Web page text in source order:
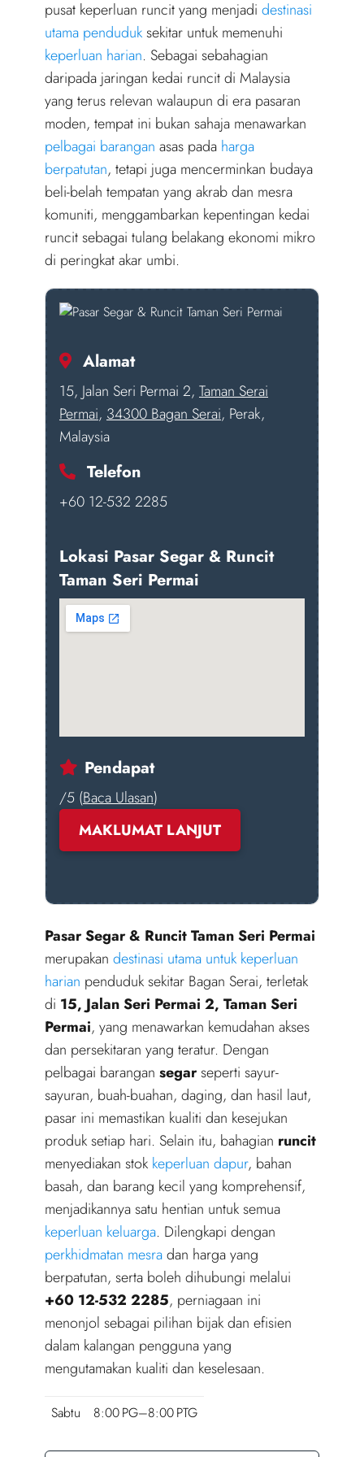
r
)
pusat keperluan runcit yang menjadi destinasi
utama penduduksekitar untuk memenuhi
keperluan harian. Sebagai sebahagian
daripada jaringan kedai runcit di Malaysia
yang terus relevan walaupun di era pasaran
moden, tempat ini bukan sahaja menawarkan
pelbagai barangan asas pada harga
berpatutan, tetapi juga mencerminkan budaya
beli-belah tempatan yang akrab dan mesra
komuniti, menggambarkan kepentingan kedai
runcit sebagai tulang belakang ekonomi mikro
di peringkat akar umbi.
Alamat
15, Jalan Seri Permai 2, Taman Serai
Permai, 34300 Bagan Serai, Perak,
Malaysia
Telefon
+60 12-532 2285
Lokasi Pasar Segar & Runcit
Taman Seri Permai
Pendapat
/5 (Baca Ulasan)
MAKLUMAT LANJUT
Pasar Segar & Runcit Taman Seri Permai
merupakan destinasi utama untuk keperluan
harian penduduk sekitar Bagan Serai, terletak
di 15, Jalan Seri Permai 2, Taman Seri
Permai, yang menawarkan kemudahan akses
dan persekitaran yang teratur. Dengan
pelbagai barangan segarseperti sayur-
sayuran, buah-buahan, daging, dan hasil laut,
pasar ini memastikan kualiti dan kesejukan
produk setiap hari. Selain itu, bahagian runcit
menyediakan stok keperluan dapur, bahan
basah, dan barang kecil yang komprehensif,
menjadikannya satu hentian untuk semua
keperluan keluarga. Dilengkapi dengan
perkhidmatan mesradan harga yang
berpatutan, serta boleh dihubungi melalui
+60 12-532 2285, perniagaan ini
menonjol sebagai pilihan bijak dan efisien
dalam kalangan pengguna yang
mengutamakan kualiti dan keselesaan.
Sabtu 8:00 PG–8:00 PTG